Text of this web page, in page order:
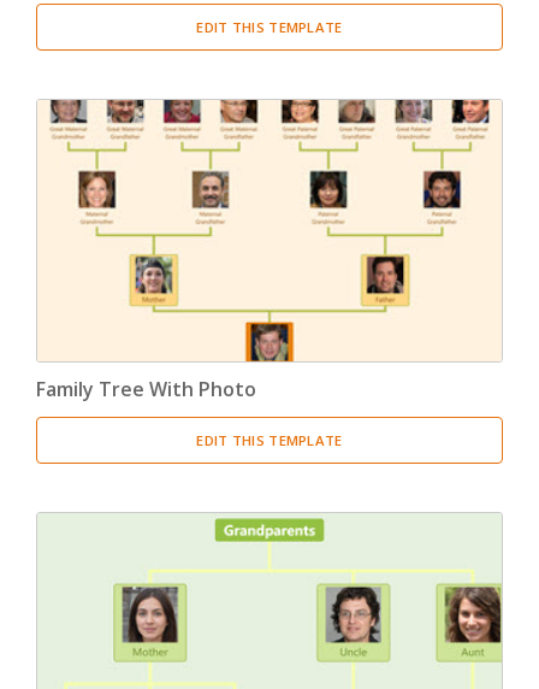
EDIT THIS TEMPLATE
Family Tree With Photo
EDIT THIS TEMPLATE